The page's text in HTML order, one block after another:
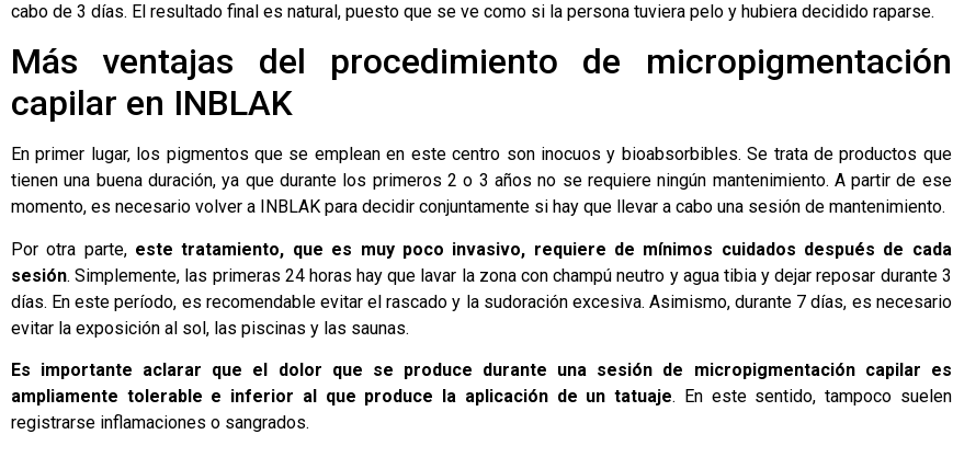
cabo de 3 días. El resultado final es natural, puesto que se ve como si la persona tuviera pelo y hubiera decidido raparse.
Más ventajas del procedimiento de micropigmentación
capilar en INBLAK
En primer lugar, los pigmentos que se emplean en este centro son inocuos y bioabsorbibles. Se trata de productos que
tienen una buena duración, ya que durante los primeros 2 o 3 años no se requiere ningún mantenimiento. A partir de ese
momento, es necesario volver a INBLAK para decidir conjuntamente si hay que llevar a cabo una sesión de mantenimiento.
Por otra parte, este tratamiento, que es muy poco invasivo, requiere de mínimos cuidados después de cada
sesión. Simplemente, las primeras 24 horas hay que lavar la zona con champú neutro y agua tibia y dejar reposar durante 3
días. En este período, es recomendable evitar el rascado y la sudoración excesiva. Asimismo, durante 7 días, es necesario
evitar la exposición al sol, las piscinas y las saunas.
Es importante aclarar que el dolor que se produce durante una sesión de micropigmentación capilar es
ampliamente tolerable e inferior al que produce la aplicación de un tatuaje. En este sentido, tampoco suelen
registrarse inflamaciones o sangrados.